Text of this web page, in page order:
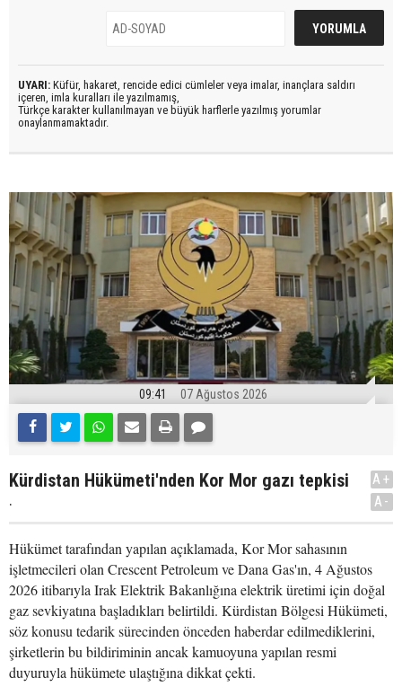
UYARI: Küfür, hakaret, rencide edici cümleler veya imalar, inançlara saldırı
içeren, imla kuralları ile yazılmamış,
Türkçe karakter kullanılmayan ve büyük harflerle yazılmış yorumlar
onaylanmamaktadır.
09:41 07 Ağustos 2026
Kürdistan Hükümeti'nden Kor Mor gazı tepkisi
.
A+
A-
Hükümet tarafından yapılan açıklamada, Kor Mor sahasının
işletmecileri olan Crescent Petroleum ve Dana Gas'ın, 4 Ağustos
2026 itibarıyla Irak Elektrik Bakanlığına elektrik üretimi için doğal
gaz sevkiyatına başladıkları belirtildi. Kürdistan Bölgesi Hükümeti,
söz konusu tedarik sürecinden önceden haberdar edilmediklerini,
şirketlerin bu bildiriminin ancak kamuoyuna yapılan resmi
duyuruyla hükümete ulaştığına dikkat çekti.